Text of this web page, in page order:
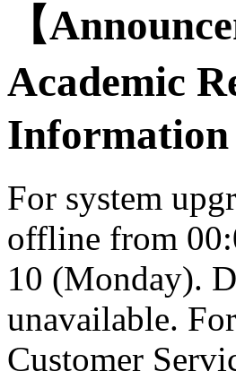
【
Academic
For system
offline from
10 (Monday).
unavailable.
Customer